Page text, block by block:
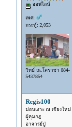
ออฟไลน์
เพศ:
กระทู้: 2,053
วิทย์ ณ.โคราชา 084-
5437854
Regis100
ม่อนเงาะ ณ เชียงใหม่
ผู้คุมกฎ
อาจารย์ปู่